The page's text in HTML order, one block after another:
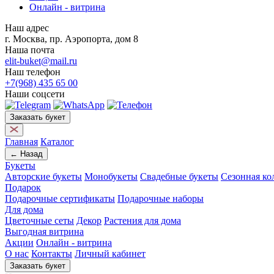
Онлайн - витрина
Наш адрес
г. Москва, пр. Аэропорта, дом 8
Наша почта
elit-buket@mail.ru
Наш телефон
+7(968) 435 65 00
Наши соцсети
Заказать букет
Главная Каталог
← Назад
Букеты
Авторские букеты Монобукеты Свадебные букеты Сезонная
Подарок
Подарочные сертификаты Подарочные наборы
Для дома
Цветочные сеты Декор Растения для дома
Выгодная витрина
Акции Онлайн - витрина
О нас Контакты Личный кабинет
Заказать букет